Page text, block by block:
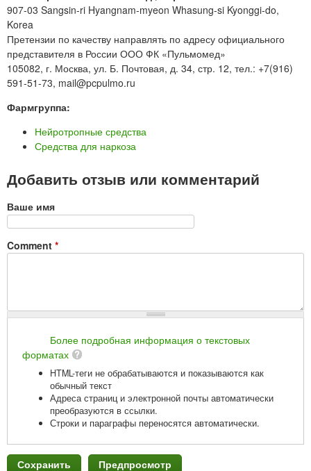
907-03 Sangsin-ri Hyangnam-myeon Whasung-si Kyonggi-do,
Korea
Претензии по качеству направлять по адресу официального
представителя в России ООО ФК «Пульмомед»
105082, г. Москва, ул. Б. Почтовая, д. 34, стр. 12, тел.: +7(916)
591-51-73, mail@pcpulmo.ru
Фармгруппа:
Нейротропные средства
Средства для наркоза
Добавить отзыв или комментарий
Ваше имя
Comment *
Более подробная информация о текстовых
форматах
HTML-теги не обрабатываются и показываются как
обычный текст
Адреса страниц и электронной почты автоматически
преобразуются в ссылки.
Строки и параграфы переносятся автоматически.